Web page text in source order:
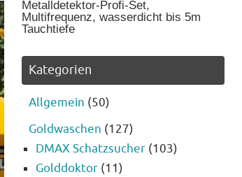
Metalldetektor-Profi-Set,
Multifrequenz, wasserdicht bis 5m
Tauchtiefe
Kategorien
Allgemein (50)
Goldwaschen (127)
DMAX Schatzsucher (103)
Golddoktor (11)